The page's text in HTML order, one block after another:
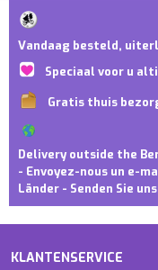
Vandaag besteld,
Speciaal voor u
Gratis thuis
Delivery outside the
- Envoyez-nous un e-
Länder - Senden Sie
KLANTENSERVICE